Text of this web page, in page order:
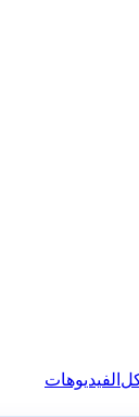
الفيديوهات